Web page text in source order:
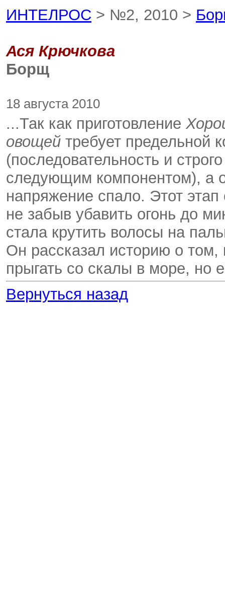
ИНТЕЛРОС > №2, 2010 >
Ася Крючкова
Борщ
18 августа 2010
...Так как приготовление
овощей требует предельной
(последовательность и
следующим компонентом), а
напряжение спало. Этот
не забыв убавить огонь до
стала крутить волосы на
Он рассказал историю о том,
прыгать со скалы в море, но
Вернуться назад